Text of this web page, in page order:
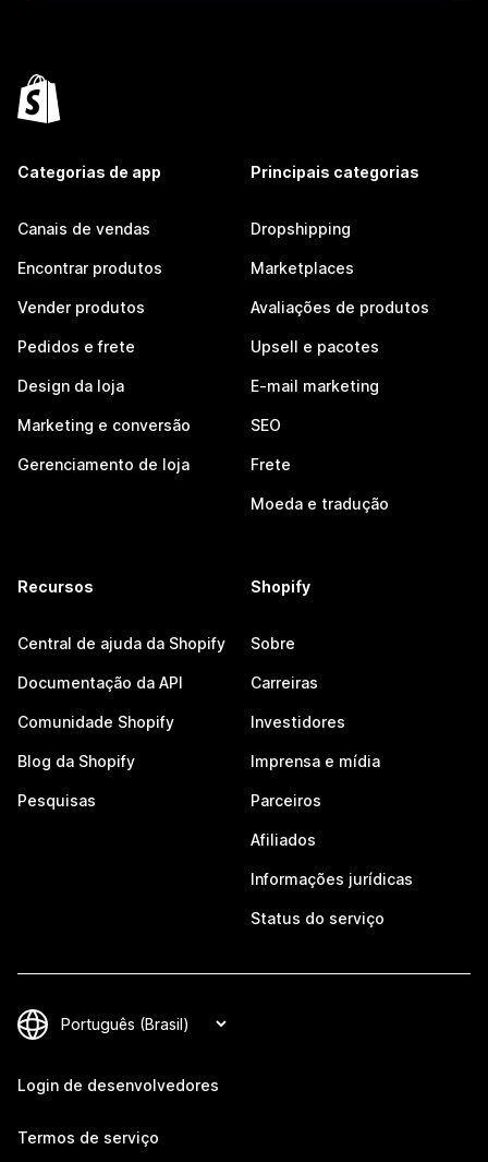
Categorias de app
Canais de vendas
Encontrar produtos
Vender produtos
Pedidos e frete
Design da loja
Marketing e conversão
Gerenciamento de loja
Principais categorias
Dropshipping
Marketplaces
Avaliações de produtos
Upsell e pacotes
E-mail marketing
SEO
Frete
Moeda e tradução
Recursos
Central de ajuda da Shopify
Documentação da API
Comunidade Shopify
Blog da Shopify
Pesquisas
Shopify
Sobre
Carreiras
Investidores
Imprensa e mídia
Parceiros
Afiliados
Informações jurídicas
Status do serviço
Login de desenvolvedores
Termos de serviço